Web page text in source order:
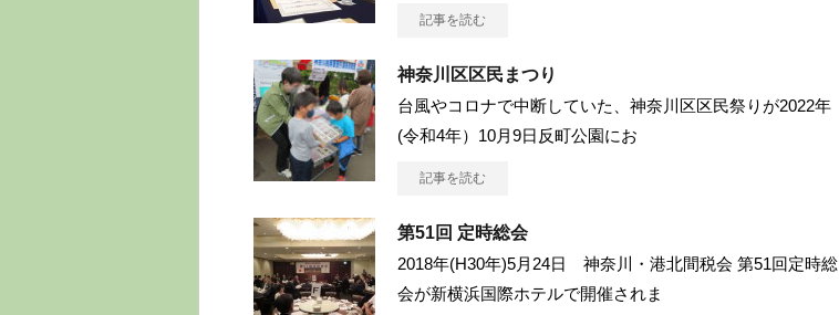
記事を読む
神奈川区区民まつり
台風やコロナで中断していた、神奈川区区民祭りが2022年
(令和4年）10月9日反町公園にお
記事を読む
第51回 定時総会
2018年(H30年)5月24日 神奈川・港北間税会 第51回定時総
会が新横浜国際ホテルで開催されま